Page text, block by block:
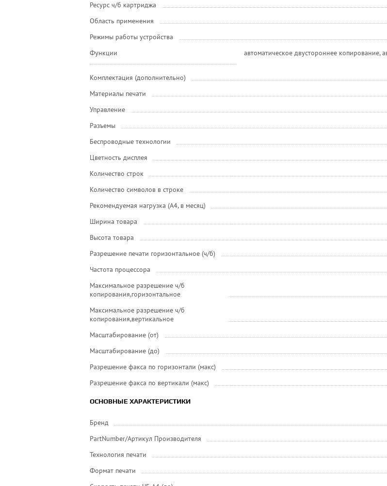
Ресурс ч/б картриджа
Область применения
Режимы работы устройства
Функции
автоматическое двустороннее копирование,
Комплектация (дополнительно)
Материалы печати
Управление
Разъемы
Беспроводные технологии
Цветность дисплея
Количество строк
Количество символов в строке
Рекомендуемая нагрузка (А4, в месяц)
Ширина товара
Высота товара
Разрешение печати горизонтальное (ч/б)
Частота процессора
Максимальное разрешение ч/б
копирования,горизонтальное
Максимальное разрешение ч/б
копирования,вертикальное
Масштабирование (от)
Масштабирование (до)
Разрешение факса по горизонтали (макс)
Разрешение факса по вертикали (макс)
ОСНОВНЫЕ ХАРАКТЕРИСТИКИ
Бренд
PartNumber/Артикул Производителя
Технология печати
Формат печати